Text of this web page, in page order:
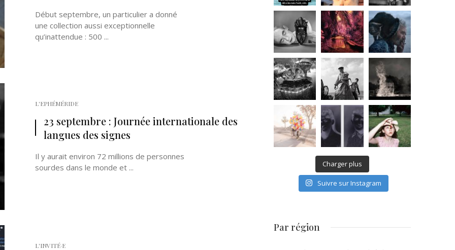
Début septembre, un particulier a donné
une collection aussi exceptionnelle
qu’inattendue : 500 ...
L'EPHÉMÉRIDE
23 septembre : Journée internationale des
langues des signes
Il y aurait environ 72 millions de personnes
sourdes dans le monde et ...
L'INVITÉ·E
Charger plus
Suivre sur Instagram
Par région